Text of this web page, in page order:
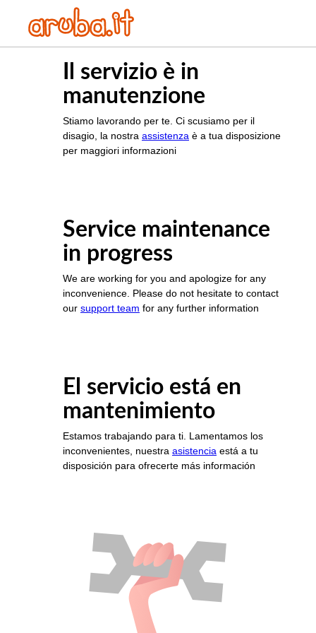
Il servizio è in
manutenzione
Stiamo lavorando per te. Ci scusiamo per il
disagio, la nostra assistenza è a tua disposizione
per maggiori informazioni
Service maintenance
in progress
We are working for you and apologize for any
inconvenience. Please do not hesitate to contact
our support team for any further information
El servicio está en
mantenimiento
Estamos trabajando para ti. Lamentamos los
inconvenientes, nuestra asistencia está a tu
disposición para ofrecerte más información